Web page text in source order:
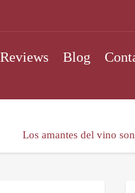
Blog
Los amantes del vino